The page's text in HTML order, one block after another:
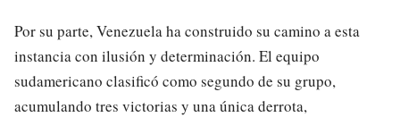
Por su parte, Venezuela ha construido su camino a esta
instancia con ilusión y determinación. El equipo
sudamericano clasificó como segundo de su grupo,
acumulando tres victorias y una única derrota,